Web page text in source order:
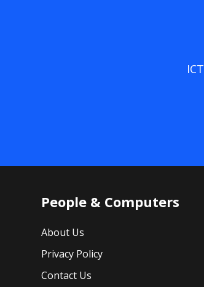
People & Computers
About Us
Privacy Policy
Contact Us